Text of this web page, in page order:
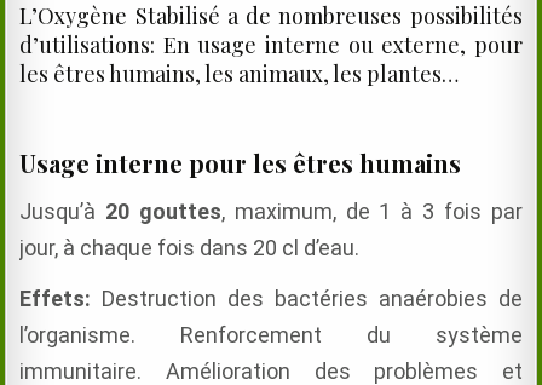
L’Oxygène Stabilisé a de nombreuses possibilités
d’utilisations: En usage interne ou externe, pour
les êtres humains, les animaux, les plantes…
Usage interne pour les êtres humains
Jusqu’à 20 gouttes, maximum, de 1 à 3 fois par
jour, à chaque fois dans 20 cl d’eau.
Effets: Destruction des bactéries anaérobies de
l’organisme. Renforcement du système
immunitaire. Amélioration des problèmes et